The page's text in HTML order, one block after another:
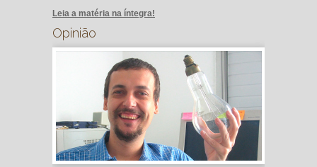
Leia a matéria na íntegra!
Opinião